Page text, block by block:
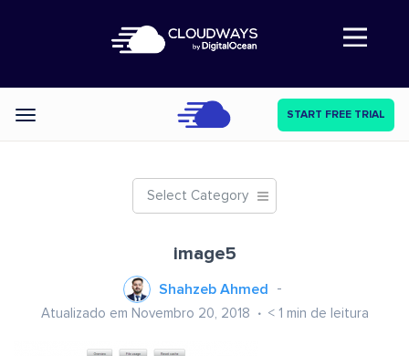
Abre a navegação
Categories START FREE TRIAL
Select Category
image5
Shahzeb Ahmed
Atualizado em Novembro 20, 2018 < 1 min de leitura